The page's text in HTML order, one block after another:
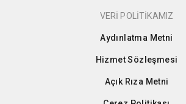
VERİ POLİTİKAMIZ
Aydınlatma Metni
Hizmet Sözleşmesi
Açık Rıza Metni